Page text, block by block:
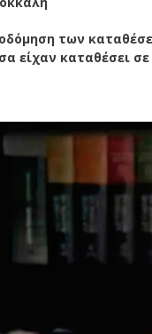
των
είχαν καταθέσει